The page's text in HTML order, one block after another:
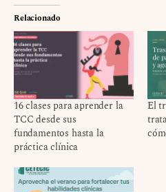
Relacionado
16 clases para aprender la
TCC desde sus
fundamentos hasta la
práctica clínica
El